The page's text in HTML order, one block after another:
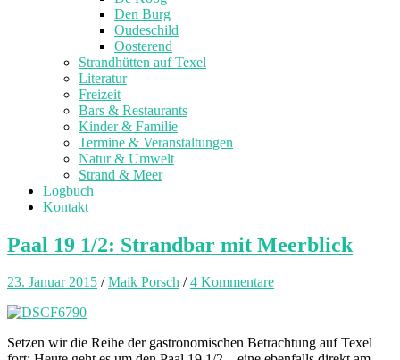
Den Burg
Oudeschild
Oosterend
Strandhütten auf Texel
Literatur
Freizeit
Bars & Restaurants
Kinder & Familie
Termine & Veranstaltungen
Natur & Umwelt
Strand & Meer
Logbuch
Kontakt
Paal 19 1/2: Strandbar mit Meerblick
23. Januar 2015 /Maik Porsch /4 Kommentare
Setzen wir die Reihe der gastronomischen Betrachtung auf Texel